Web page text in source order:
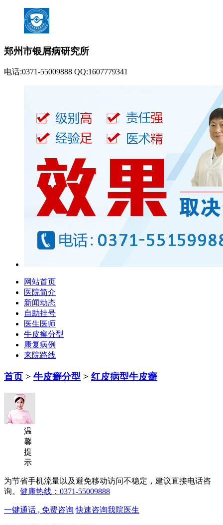
郑州市银屑病研究所
电话:0371-55009888 QQ:1607779341
网站首页
医院简介
新闻动态
自助挂号
医生医师
牛皮癣分型
康复病例
来院路线
首页 > 牛皮癣分型 > 红皮病型牛皮癣
温
馨
提
示
为节省手机流量以及避免移动访问不稳定，建议直接电话咨
询。 健康热线：0371-55009888
一键通话 , 免费咨询 快速咨询我院医生